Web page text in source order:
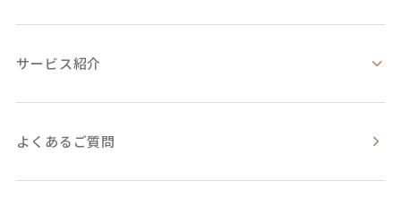
サービス紹介
よくあるご質問